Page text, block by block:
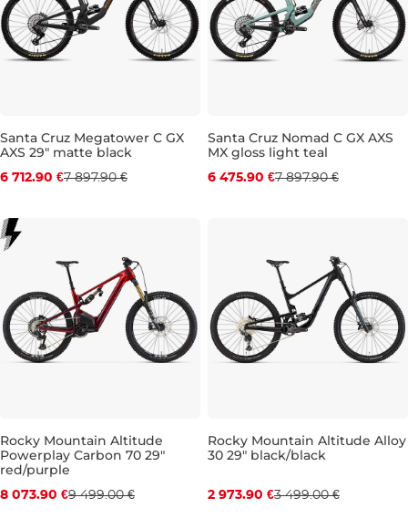
Zľava -15 %
Darček
L
Santa Cruz Megatower C GX
AXS 29" matte black
6 712.90 €7 897.90 €
Zľava -18 %
Darček
Santa Cruz Nomad C GX AXS
MX gloss light teal
6 475.90 €7 897.90 €
Zľava -15 %
Rocky Mountain Altitude
Powerplay Carbon 70 29"
red/purple
8 073.90 €9 499.00 €
Zľava -15 %
Rocky Mountain Altitude Alloy
30 29" black/black
2 973.90 €3 499.00 €